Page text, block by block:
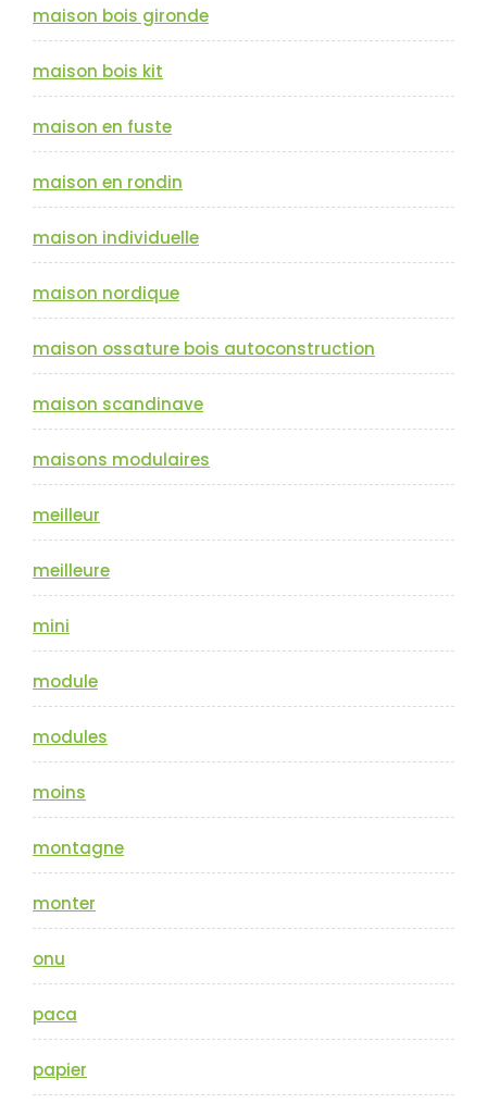
maison bois gironde
maison bois kit
maison en fuste
maison en rondin
maison individuelle
maison nordique
maison ossature bois autoconstruction
maison scandinave
maisons modulaires
meilleur
meilleure
mini
module
modules
moins
montagne
monter
onu
paca
papier